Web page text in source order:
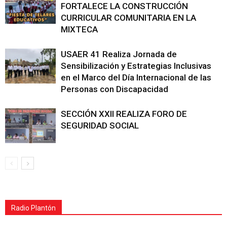
FORTALECE LA CONSTRUCCIÓN
CURRICULAR COMUNITARIA EN LA
MIXTECA
USAER 41 Realiza Jornada de
Sensibilización y Estrategias Inclusivas
en el Marco del Día Internacional de las
Personas con Discapacidad
SECCIÓN XXII REALIZA FORO DE
SEGURIDAD SOCIAL
Radio Plantón